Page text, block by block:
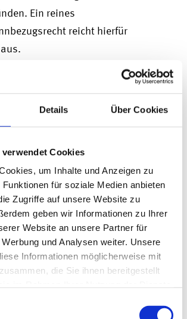
Details Über Cookies
verwendet Cookies
um Inhalte und Anzeigen zu
für soziale Medien anbieten
Zugriffe auf unsere Website zu
geben wir Informationen zu Ihrer
Website an unsere Partner für
und Analysen weiter. Unsere
Informationen möglicherweise mit
die Sie ihnen bereitgestellt
Ein reines
reicht hierfür
Hinweise für
von Nießbrauchsrechten:
Übertragungen
geprüft werden, welche
(z. B. Stimmrechte) beim
verbleiben.
über die spätere
von Ablösezahlungen.
ist entscheidend:
Regelungen und
über die
vermeiden